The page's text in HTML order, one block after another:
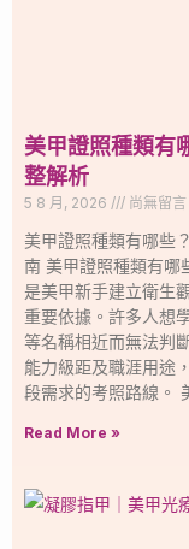
美甲證照種類有
整解析
5 8 月, 2026 尚無留言
美甲證照種類有哪些
南 美甲證照種類有哪
是美甲新手建立衛生
重要依據。許多人想
等名稱相近而無法判
能力級距及職涯用途
段需求的考照路線。
Read More »